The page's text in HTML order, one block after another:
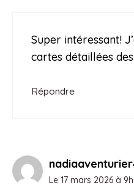
Super intéressant!
cartes détaillées
Répondre
Le 17 mars 2026 à